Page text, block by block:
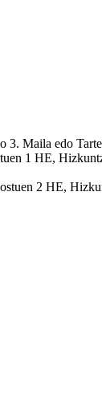
Maila edo
1 HE,
2 HE,